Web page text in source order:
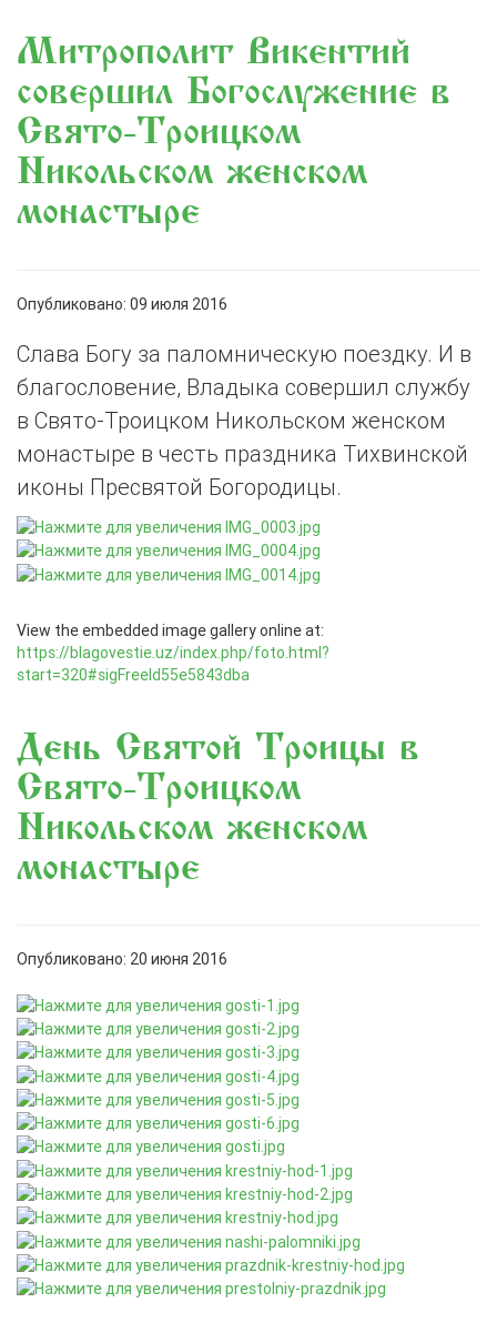
Митрополит Викентий
совершил Богослужение в
Свято-Троицком
Никольском женском
монастыре
Опубликовано: 09 июля 2016
Слава Богу за паломническую поездку. И в
благословение, Владыка совершил службу
в Свято-Троицком Никольском женском
монастыре в честь праздника Тихвинской
иконы Пресвятой Богородицы.
View the embedded image gallery online at:
https://blagovestie.uz/index.php/foto.html?
start=320#sigFreeId55e5843dba
День Святой Троицы в
Свято-Троицком
Никольском женском
монастыре
Опубликовано: 20 июня 2016